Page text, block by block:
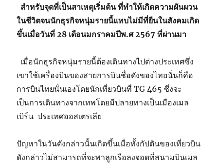
สำหรับจุดที่เป็นสาเหตุเริ่มต้น ที่ทำให้เกิดความผันผวน
ในชีวิตจนนักธุรกิจหนุ่มรายนี้แทบไม่มีที่ยืนในสังคมเกิด
ขึ้นเมื่อวันที่ 28 เดือนมกราคมปีพ.ศ 2567 ที่ผ่านมา
เมื่อนักธุรกิจหนุ่มรายนี้ต้องเดินทางไปต่างประเทศซึ่ง
เขาใช้เครื่องบินของสายการบินชื่อดังของไทยนั่นก็คือ
การบินไทยนั่นเองโดยนักเที่ยวบินที่ TG 465 ซึ่งจะ
เป็นการเดินทางจากเทพโดยมีปลายทางเป็นเมืองเมล
เบิร์น ประเทศออสเตรเลีย
ปัญหาในวันดังกล่าวนั้นเกิดขึ้นเมื่อทั้งกัปตันของเที่ยวบิน
ดังกล่าวไม่สามารถที่จะพาลูกเรือลงจอดที่สนามบินเมล